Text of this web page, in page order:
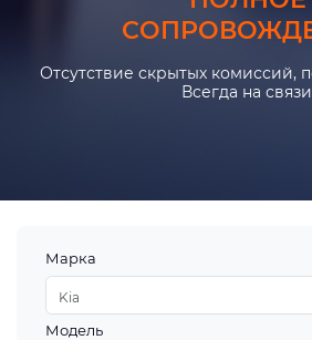
Отсутствие скрытых комиссий,
Всегда на
Марка
Kia
Модель